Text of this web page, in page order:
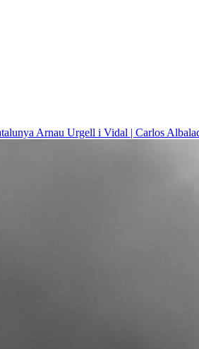
Arnau Urgell i Vidal | Carlos